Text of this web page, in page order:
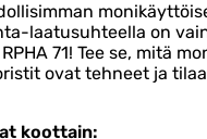
laatusuhteella on
71! Tee se, mitä
ovat tehneet ja
koottain: